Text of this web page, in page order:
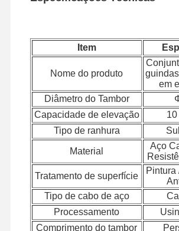
Item
Nome do produto
em
Diâmetro do Tambor
Capacidade de elevação
Tipo de ranhura
Material
Aço
Tratamento de superfície
Pintura
Tipo de cabo de aço
Processamento
Comprimento do tambor